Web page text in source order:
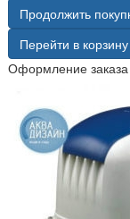
Продолжить
Перейти в
Оформление заказа